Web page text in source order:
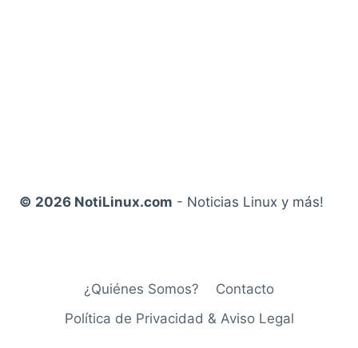
© 2026 NotiLinux.com - Noticias Linux y más!
¿Quiénes Somos?
Contacto
Política de Privacidad & Aviso Legal